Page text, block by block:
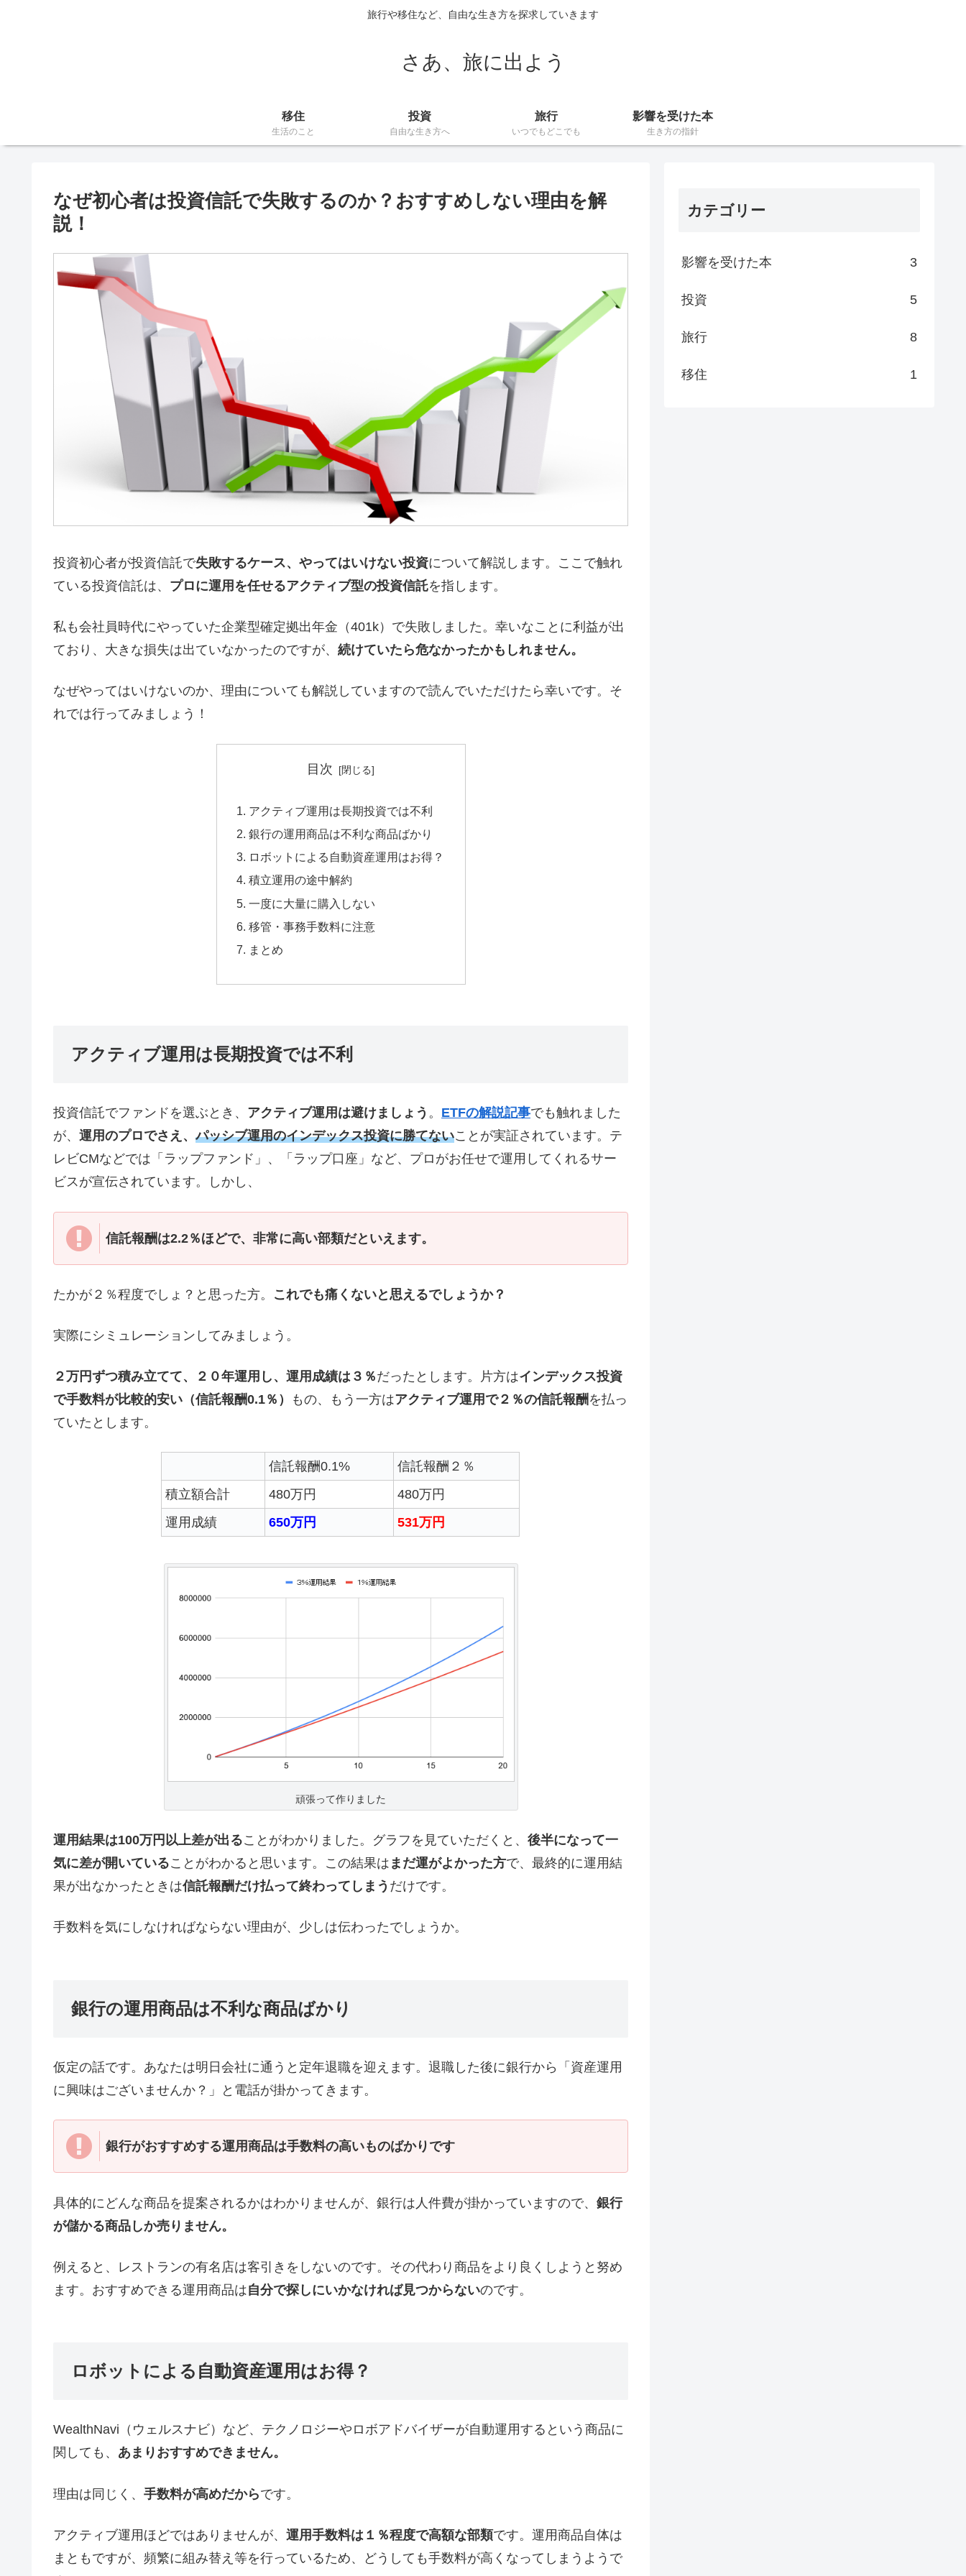
旅行や移住など、自由な生き方を探求していきます
さあ、旅に出よう
移住
生活のこと
投資
自由な生き方へ
旅行
いつでもどこでも
影響を受けた本
生き方の指針
なぜ初心者は投資信託で失敗するのか？おすすめしない理由を解
説！
投資初心者が投資信託で失敗するケース、やってはいけない投資について解説します。ここで触れ
ている投資信託は、 プロに運用を任せるアクティブ型の投資信託を指します。
私も会社員時代にやっていた企業型確定拠出年金（401k）で失敗しました。幸いなことに利益が出
ており、大きな損失は出ていなかったのですが、 続けていたら危なかったかもしれません。
なぜやってはいけないのか、理由についても解説していますので読んでいただけたら幸いです。そ
れでは行ってみましょう！
目次
アクティブ運用は長期投資では不利
銀行の運用商品は不利な商品ばかり
ロボットによる自動資産運用はお得？
積立運用の途中解約
一度に大量に購入しない
移管・事務手数料に注意
まとめ
アクティブ運用は長期投資では不利
投資信託でファンドを選ぶとき、 アクティブ運用は避けましょう 。 ETFの解説記事でも触れました
が、 運用のプロでさえ、パッシブ運用のインデックス投資に勝てないことが実証されています。テ
レビCMなどでは「ラップファンド」、「ラップ口座」など、プロがお任せで運用してくれるサー
ビスが宣伝されています。しかし、
信託報酬は2.2％ほどで、非常に高い部類だといえます。
たかが２％程度でしょ？と思った方。 これでも痛くないと思えるでしょうか？
実際にシミュレーションしてみましょう。
２万円ずつ積み立てて、２０年運用し、運用成績は３％だったとします。片方はインデックス投資
で手数料が比較的安い（信託報酬0.1％）
もの、もう一方はアクティブ運用で２％の信託報酬 を払っ
ていたとします。
信託報酬0.1%
信託報酬２％
積立額合計
480万円
480万円
運用成績
650万円 531万円
頑張って作りました
運用結果は100万円以上差が出ることがわかりました。グラフを見ていただくと、 後半になって一
気に差が開いていることがわかると思います。この結果は まだ運がよかった方で、最終的に運用結
果が出なかったときは信託報酬だけ払って終わってしまう だけです。
手数料を気にしなければならない理由が、少しは伝わったでしょうか。
銀行の運用商品は不利な商品ばかり
仮定の話です。あなたは明日会社に通うと定年退職を迎えます。退職した後に銀行から「資産運用
に興味はございませんか？」と電話が掛かってきます。
銀行がおすすめする運用商品は手数料の高いものばかりです
具体的にどんな商品を提案されるかはわかりませんが、銀行は人件費が掛かっていますので、 銀行
が儲かる商品しか売りません。
例えると、レストランの有名店は客引きをしないのです。その代わり商品をより良くしようと努め
ます。おすすめできる運用商品は自分で探しにいかなければ見つからないのです。
ロボットによる自動資産運用はお得？
WealthNavi（ウェルスナビ）など、テクノロジーやロボアドバイザーが自動運用するという商品に
関しても、 あまりおすすめできません。
理由は同じく、 手数料が高めだからです。
アクティブ運用ほどではありませんが、 運用手数料は１％程度で高額な部類です。運用商品自体は
まともですが、頻繁に組み替え等を行っているため、どうしても手数料が高くなってしまうようで
カテゴリー
影響を受けた本 3
投資 5
旅行 8
移住 1